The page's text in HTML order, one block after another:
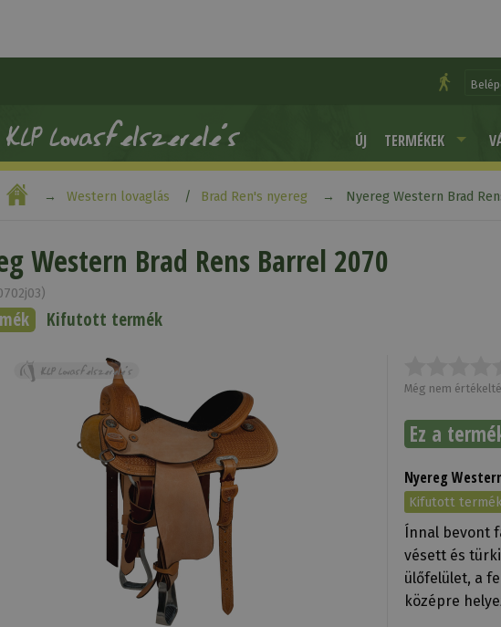
ÚJ TERMÉKEK
Western lovaglás Brad Ren's nyereg Nyereg Western Brad
Western Brad Rens Barrel 2070
Kifutott termék
Még nem
Ez a
Nyereg
Kifutott
Ínnal bevont
vésett és
ülőfelület, a
középre